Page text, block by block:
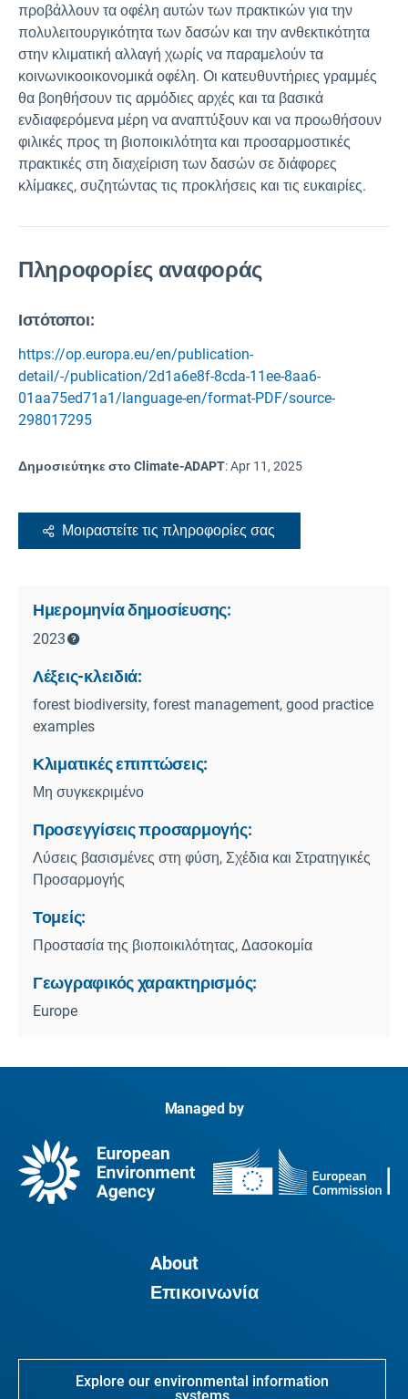
προβάλλουν τα οφέλη αυτών των πρακτικών για την
πολυλειτουργικότητα των δασών και την ανθεκτικότητα
στην κλιματική αλλαγή χωρίς να παραμελούν τα
κοινωνικοοικονομικά οφέλη. Οι κατευθυντήριες γραμμές
θα βοηθήσουν τις αρμόδιες αρχές και τα βασικά
ενδιαφερόμενα μέρη να αναπτύξουν και να προωθήσουν
φιλικές προς τη βιοποικιλότητα και προσαρμοστικές
πρακτικές στη διαχείριση των δασών σε διάφορες
κλίμακες, συζητώντας τις προκλήσεις και τις ευκαιρίες.
Πληροφορίες αναφοράς
Ιστότοποι:
https://op.europa.eu/en/publication-
detail/-/publication/2d1a6e8f-8cda-11ee-8aa6-
01aa75ed71a1/language-en/format-PDF/source-
298017295
Δημοσιεύτηκε στο Climate-ADAPT:Apr 11, 2025
Μοιραστείτε τις πληροφορίες σας
Ημερομηνία δημοσίευσης:
2023
Λέξεις-κλειδιά:
forest biodiversity, forest management, good practice
examples
Κλιματικές επιπτώσεις:
Μη συγκεκριμένο
Προσεγγίσεις προσαρμογής:
Λύσεις βασισμένες στη φύση, Σχέδια και Στρατηγικές
Προσαρμογής
Τομείς:
Προστασία της βιοποικιλότητας, Δασοκομία
Γεωγραφικός χαρακτηρισμός:
Europe
Managed by
About
Επικοινωνία
Explore our environmental information